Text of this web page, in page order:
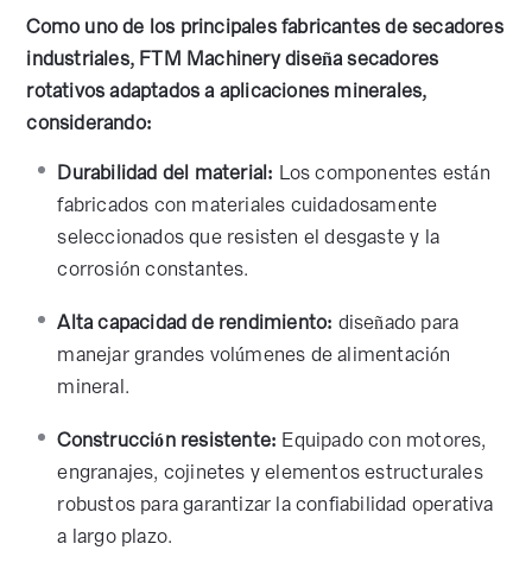
Como uno de los principales fabricantes de secadores
industriales, FTM Machinery diseña secadores
rotativos adaptados a aplicaciones minerales,
considerando:
Durabilidad del material: Los componentes están
fabricados con materiales cuidadosamente
seleccionados que resisten el desgaste y la
corrosión constantes.
Alta capacidad de rendimiento: diseñado para
manejar grandes volúmenes de alimentación
mineral.
Construcción resistente: Equipado con motores,
engranajes, cojinetes y elementos estructurales
robustos para garantizar la confiabilidad operativa
a largo plazo.